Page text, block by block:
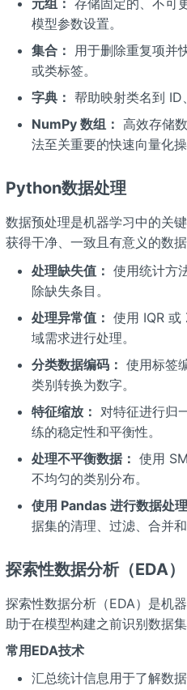
元组： 存储固定的、不可
模型参数设置。
集合： 用于删除重复项并
或类标签。
字典： 帮助映射类名到 ID
NumPy 数组： 高效存储
法至关重要的快速向量化操
Python数据处理
数据预处理是机器学习中的关
获得干净、一致且有意义的数据
处理缺失值： 使用统计方
除缺失条目。
处理异常值： 使用 IQR 或
域需求进行处理。
分类数据编码： 使用标签
类别转换为数字。
特征缩放： 对特征进行归
练的稳定性和平衡性。
处理不平衡数据： 使用
不均匀的类别分布。
使用 Pandas 进行数据处理
据集的清理、过滤、合并和
探索性数据分析（EDA）
探索性数据分析（EDA）是机
助于在模型构建之前识别数据
常用EDA技术
汇总统计信息用于了解数